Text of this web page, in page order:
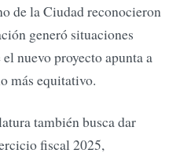
de la Ciudad reconocieron
generó situaciones
nuevo proyecto apunta a
más equitativo.
también busca dar
fiscal 2025,